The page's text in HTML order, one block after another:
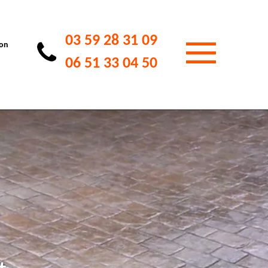
03 59 28 31 09
06 51 33 04 50